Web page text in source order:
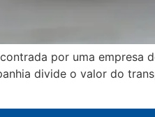
por uma
divide o valor do